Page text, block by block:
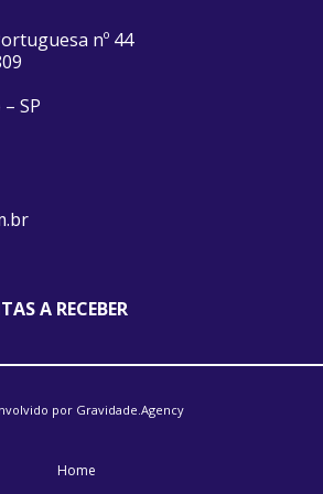
nº 44
SP
A RECEBER
por Gravidade.Agency
Home